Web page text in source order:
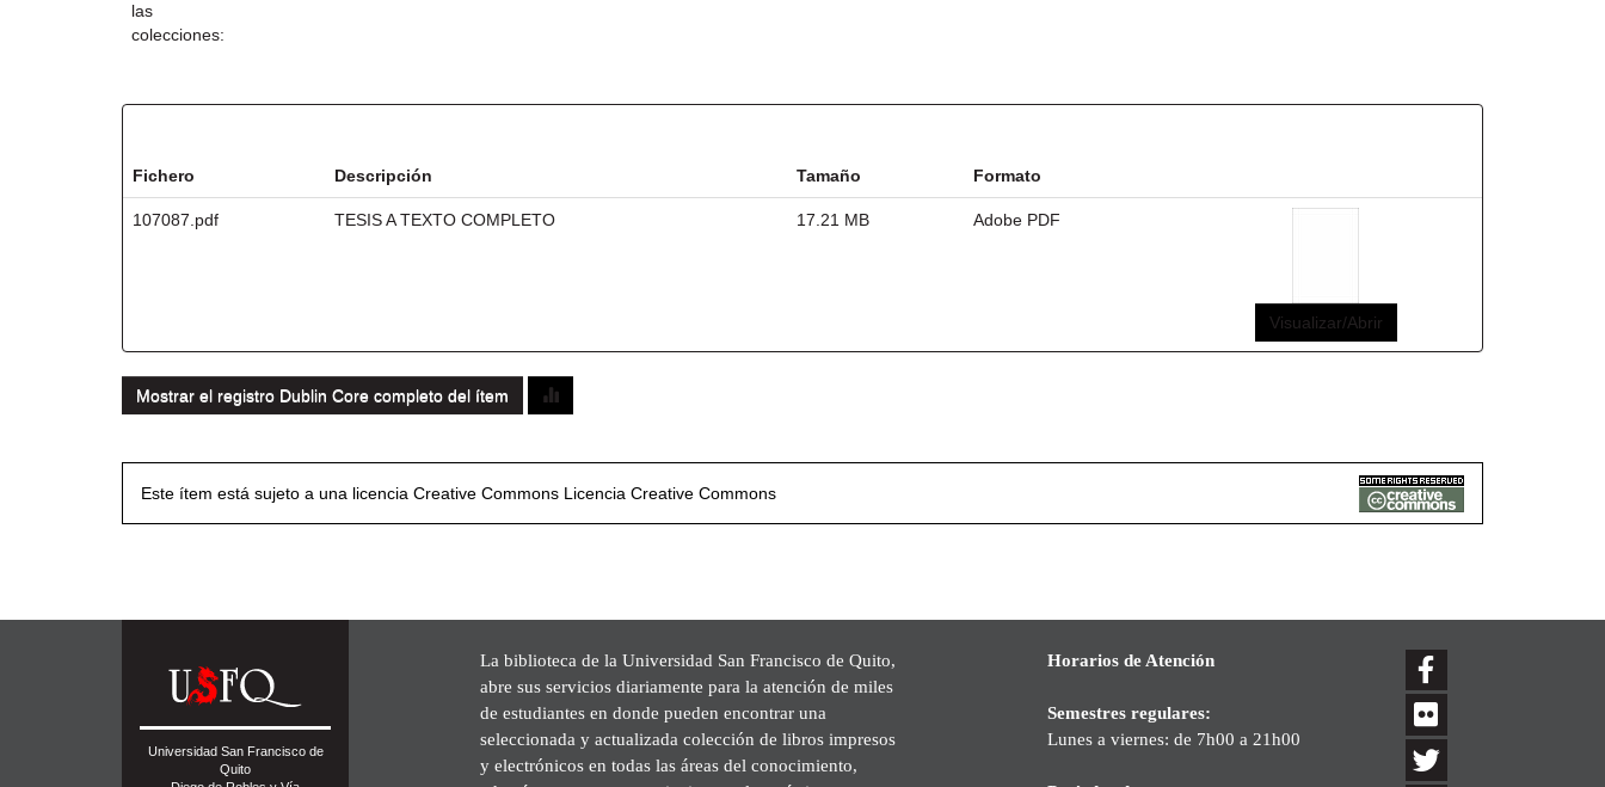
las
colecciones:
Fichero Descripción Tamaño Formato
107087.pdf TESIS A TEXTO COMPLETO 17.21 MB Adobe PDF
Visualizar/Abrir
Mostrar el registro Dublin Core completo del ítem
Este ítem está sujeto a una licencia Creative Commons Licencia Creative Commons
Universidad San Francisco de
Quito
La biblioteca de la Universidad San Francisco de Quito,
abre sus servicios diariamente para la atención de miles
de estudiantes en donde pueden encontrar una
seleccionada y actualizada colección de libros impresos
y electrónicos en todas las áreas del conocimiento,
Horarios de Atención
Semestres regulares:
Lunes a viernes: de 7h00 a 21h00